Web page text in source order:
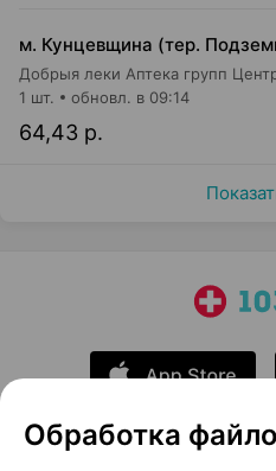
64,43 р.
1 шт. обновл. в 09:14
Обработка